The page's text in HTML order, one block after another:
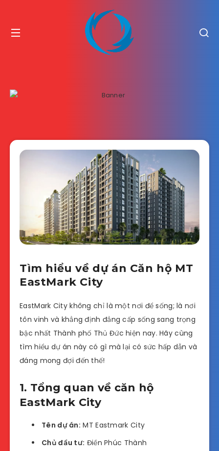
Tìm hiểu về dự án Căn hộ MT
EastMark City
EastMark City không chỉ là một nơi để sống; là nơi
tôn vinh và khẳng định đẳng cấp sống sang trọng
bậc nhất Thành phố Thủ Đức hiện nay. Hãy cùng
tìm hiểu dự án này có gì mà lại có sức hấp dẫn và
đáng mong đợi đến thế!
1. Tổng quan về căn hộ
EastMark City
Tên dự án: MT Eastmark City
Chủ đầu tư: Điền Phúc Thành